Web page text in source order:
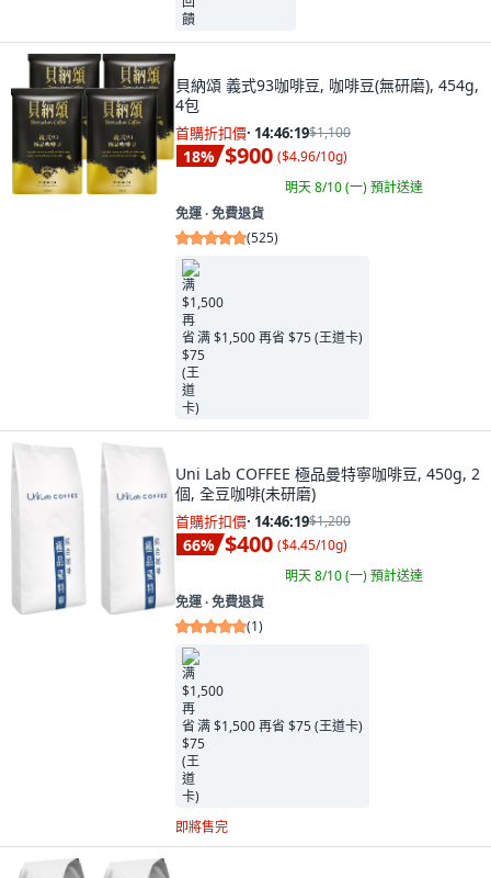
貝納頌 義式93咖啡豆, 咖啡豆(無研磨), 454g,
4包
首購折扣價· 14:46:17$1,100
18% $900 ($4.96/10g)
明天 8/10 (一)預計送達
免運 ∙ 免費退貨
(525)
满 $1,500 再省 $75 (王道卡)
Uni Lab COFFEE 極品曼特寧咖啡豆, 450g, 2
個, 全豆咖啡(未研磨)
首購折扣價· 14:46:17$1,200
66% $400 ($4.45/10g)
明天 8/10 (一)預計送達
免運 ∙ 免費退貨
(1)
满 $1,500 再省 $75 (王道卡)
即將售完